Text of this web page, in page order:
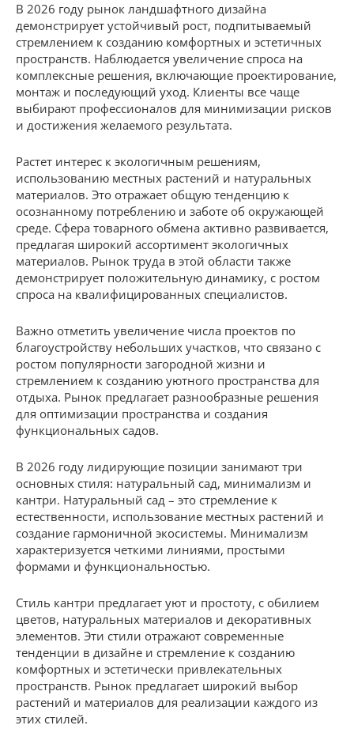
В 2026 году рынок ландшафтного дизайна
демонстрирует устойчивый рост, подпитываемый
стремлением к созданию комфортных и эстетичных
пространств. Наблюдается увеличение спроса на
комплексные решения, включающие проектирование,
монтаж и последующий уход. Клиенты все чаще
выбирают профессионалов для минимизации рисков
и достижения желаемого результата.
Растет интерес к экологичным решениям,
использованию местных растений и натуральных
материалов. Это отражает общую тенденцию к
осознанному потреблению и заботе об окружающей
среде. Сфера товарного обмена активно развивается,
предлагая широкий ассортимент экологичных
материалов. Рынок труда в этой области также
демонстрирует положительную динамику, с ростом
спроса на квалифицированных специалистов.
Важно отметить увеличение числа проектов по
благоустройству небольших участков, что связано с
ростом популярности загородной жизни и
стремлением к созданию уютного пространства для
отдыха. Рынок предлагает разнообразные решения
для оптимизации пространства и создания
функциональных садов.
В 2026 году лидирующие позиции занимают три
основных стиля: натуральный сад, минимализм и
кантри. Натуральный сад – это стремление к
естественности, использование местных растений и
создание гармоничной экосистемы. Минимализм
характеризуется четкими линиями, простыми
формами и функциональностью.
Стиль кантри предлагает уют и простоту, с обилием
цветов, натуральных материалов и декоративных
элементов. Эти стили отражают современные
тенденции в дизайне и стремление к созданию
комфортных и эстетически привлекательных
пространств. Рынок предлагает широкий выбор
растений и материалов для реализации каждого из
этих стилей.